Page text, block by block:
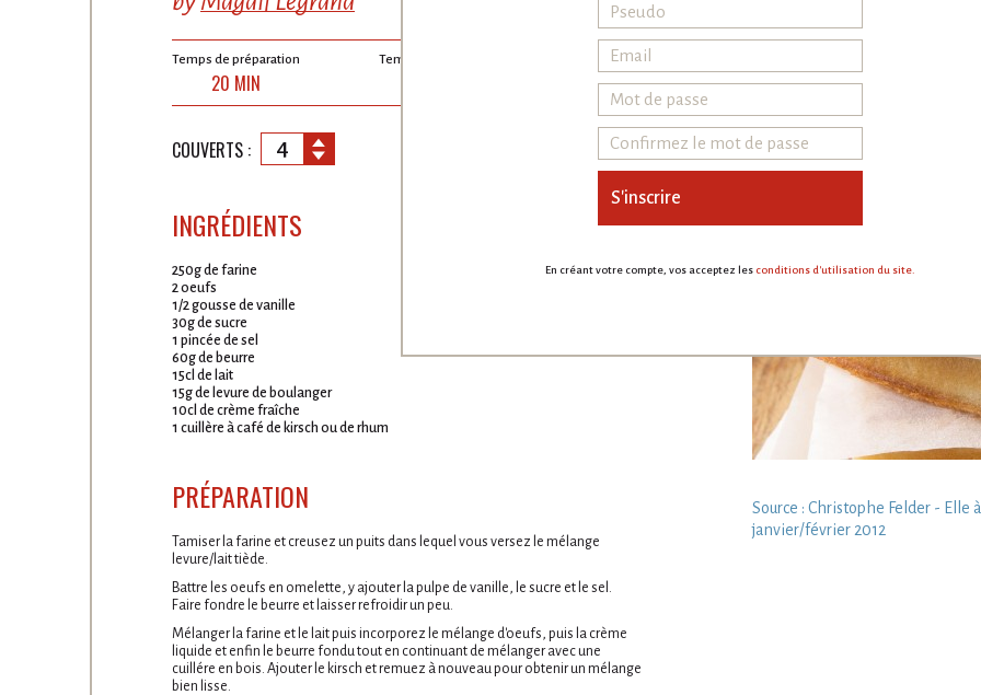
Temps de préparation
20 MIN
Temps de cuisson Tempstotal
44 MIN
COUVERTS : 4
INGRÉDIENTS
250g de farine
2 oeufs
1/2 gousse de vanille
30g de sucre
1 pincée de sel
60g de beurre
15cl de lait
15g de levure de boulanger
10cl de crème fraîche
1 cuillère à café de kirsch ou de rhum
PRÉPARATION
Tamiser la farine et creusez un puits dans lequel vous versez le mélange
levure/lait tiède.
Battre les oeufs en omelette, y ajouter la pulpe de vanille, le sucre et le sel.
Faire fondre le beurre et laisser refroidir un peu.
Mélanger la farine et le lait puis incorporez le mélange d'oeufs, puis la crème
liquide et enfin le beurre fondu tout en continuant de mélanger avec une
cuillére en bois. Ajouter le kirsch et remuez à nouveau pour obtenir un mélange
bien lisse.
Source : Christophe Felder - Elle
janvier/février 2012
S'inscrire
En créant votre compte, vos acceptez les conditions d'utilisation du site.